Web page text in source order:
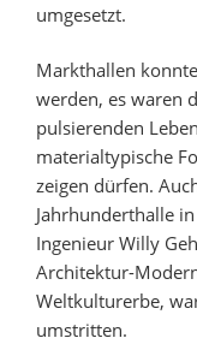
umgesetzt.
Markthallen
werden, es waren
pulsierenden
materialtypische
zeigen dürfen.
Jahrhunderthalle
Ingenieur Willy
Architektur-
Weltkulturerbe,
umstritten.